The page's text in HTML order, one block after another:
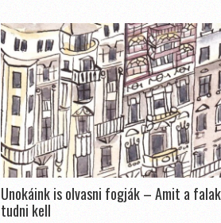
Unokáink is olvasni fogják – Amit a
tudni kell